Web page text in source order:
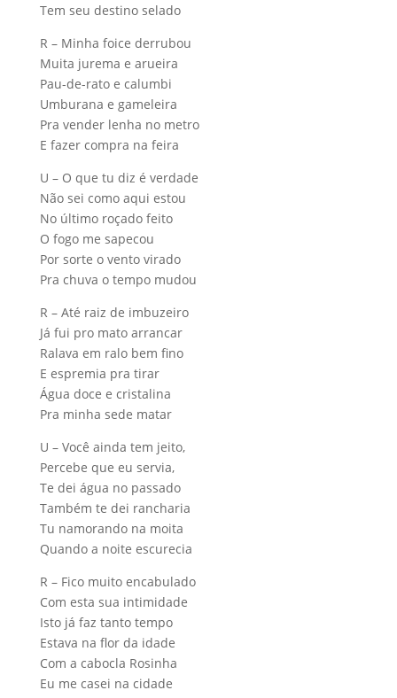
Tem seu destino selado
R – Minha foice derrubou
Muita jurema e arueira
Pau-de-rato e calumbi
Umburana e gameleira
Pra vender lenha no metro
E fazer compra na feira
U – O que tu diz é verdade
Não sei como aqui estou
No último roçado feito
O fogo me sapecou
Por sorte o vento virado
Pra chuva o tempo mudou
R – Até raiz de imbuzeiro
Já fui pro mato arrancar
Ralava em ralo bem fino
E espremia pra tirar
Água doce e cristalina
Pra minha sede matar
U – Você ainda tem jeito,
Percebe que eu servia,
Te dei água no passado
Também te dei rancharia
Tu namorando na moita
Quando a noite escurecia
R – Fico muito encabulado
Com esta sua intimidade
Isto já faz tanto tempo
Estava na flor da idade
Com a cabocla Rosinha
Eu me casei na cidade